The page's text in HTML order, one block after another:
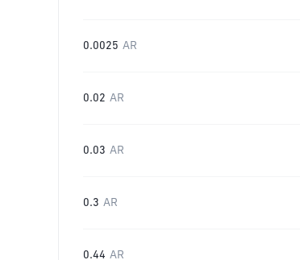
0.0025 AR
0.02 AR
0.03 AR
0.3 AR
0.44 AR